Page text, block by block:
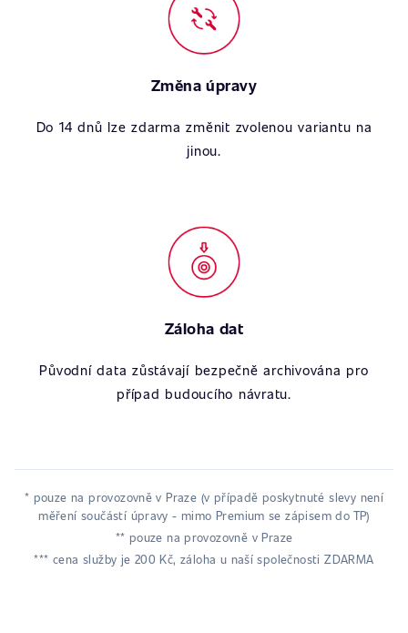
Změna úpravy
Do 14 dnů lze zdarma změnit zvolenou variantu na
jinou.
Záloha dat
Původní data zůstávají bezpečně archivována pro
případ budoucího návratu.
* pouze na provozovně v Praze (v případě poskytnuté slevy není
měření součástí úpravy - mimo Premium se zápisem do TP)
** pouze na provozovně v Praze
*** cena služby je 200 Kč, záloha u naší společnosti ZDARMA